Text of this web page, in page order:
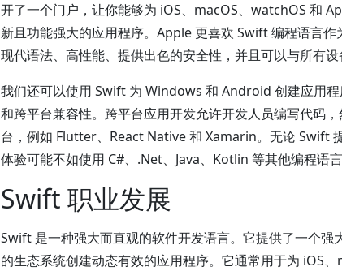
开了一个门户，让你能够为 iOS、macOS、watchOS 和
新且功能强大的应用程序。Apple 更喜欢 Swift 编程语言作
现代语法、高性能、提供出色的安全性，并且可以与所有设
我们还可以使用 Swift 为 Windows 和 Android 创建应用
和跨平台兼容性。跨平台应用开发允许开发人员编写代码
台，例如 Flutter、React Native 和 Xamarin。无论 Swift
体验可能不如使用 C#、.Net、Java、Kotlin 等其他编程语言
Swift 职业发展
Swift 是一种强大而直观的软件开发语言。它提供了一个强
的生态系统创建动态有效的应用程序。它通常用于为 iOS